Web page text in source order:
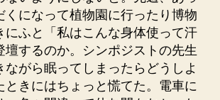
くになって植物園に行ったり博物
にふと「私はこんな身体使って汗
壇するのか。シンポジストの先生
ながら眠ってしまったらどうしよ
ときにはちょっと慌てた。電車に